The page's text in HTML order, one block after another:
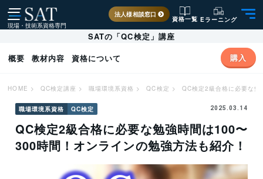
現場・技術系資格専門
法人様相談窓口
資格一覧 Eラーニング
SATの「QC検定」講座
概要
教材内容 資格について 購入
HOME > QC検定講座 > 職場環境系資格 > QC検定 > QC検定2級合格に必要な
職場環境系資格 QC検定 2025.03.14
QC検定2級合格に必要な勉強時間は100〜
300時間！オンラインの勉強方法も紹介！